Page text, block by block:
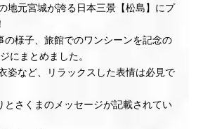
地元宮城が誇る日本三景【松島】にプ
の様子、旅館でのワンシーンを記念の
にまとめました。
姿など、リラックスした表情は必見で
とさくまのメッセージが記載されてい